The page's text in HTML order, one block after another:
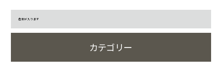
症例が入ります
カテゴリー